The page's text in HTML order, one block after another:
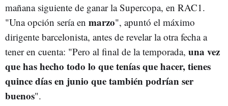
mañana siguiente de ganar la Supercopa, en RAC1.
"Una opción sería en marzo", apuntó el máximo
dirigente barcelonista, antes de revelar la otra fecha a
tener en cuenta: "Pero al final de la temporada, una vez
que has hecho todo lo que tenías que hacer, tienes
quince días en junio que también podrían ser
buenos".